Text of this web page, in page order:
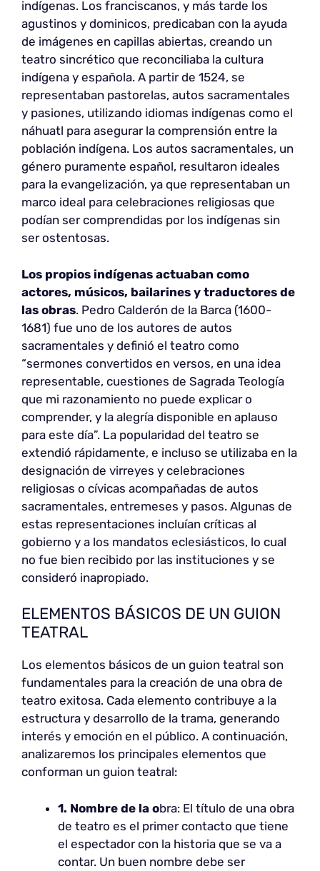
indígenas. Los franciscanos, y más tarde los
agustinos y dominicos, predicaban con la ayuda
de imágenes en capillas abiertas, creando un
teatro sincrético que reconciliaba la cultura
indígena y española. A partir de 1524, se
representaban pastorelas, autos sacramentales
y pasiones, utilizando idiomas indígenas como el
náhuatl para asegurar la comprensión entre la
población indígena. Los autos sacramentales, un
género puramente español, resultaron ideales
para la evangelización, ya que representaban un
marco ideal para celebraciones religiosas que
podían ser comprendidas por los indígenas sin
ser ostentosas.
Los propios indígenas actuaban como
actores, músicos, bailarines y traductores de
las obras. Pedro Calderón de la Barca (1600-
1681) fue uno de los autores de autos
sacramentales y definió el teatro como
“sermones convertidos en versos, en una idea
representable, cuestiones de Sagrada Teología
que mi razonamiento no puede explicar o
comprender, y la alegría disponible en aplauso
para este día”. La popularidad del teatro se
extendió rápidamente, e incluso se utilizaba en la
designación de virreyes y celebraciones
religiosas o cívicas acompañadas de autos
sacramentales, entremeses y pasos. Algunas de
estas representaciones incluían críticas al
gobierno y a los mandatos eclesiásticos, lo cual
no fue bien recibido por las instituciones y se
consideró inapropiado.
ELEMENTOS BÁSICOS DE UN GUION
TEATRAL
Los elementos básicos de un guion teatral son
fundamentales para la creación de una obra de
teatro exitosa. Cada elemento contribuye a la
estructura y desarrollo de la trama, generando
interés y emoción en el público. A continuación,
analizaremos los principales elementos que
conforman un guion teatral:
1. Nombre de la obra: El título de una obra
de teatro es el primer contacto que tiene
el espectador con la historia que se va a
contar. Un buen nombre debe ser